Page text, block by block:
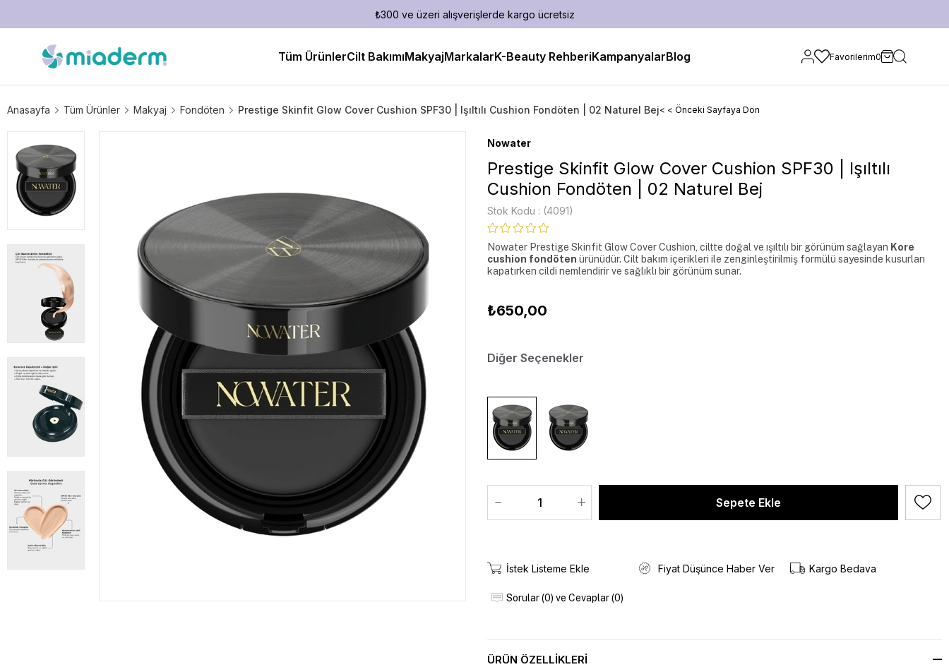
₺300 ve üzeri alışverişlerde kargo ücretsiz
Tüm ÜrünlerCilt BakımıMakyajMarkalarK-Beauty RehberiKampanyalarBlog Favorilerim0
Anasayfa Tüm Ürünler Makyaj Fondöten Prestige Skinfit Glow Cover Cushion SPF30 | Işıltılı Cushion Fondöten | 02 Naturel Bej< < Önceki Sayfaya Dön
Nowater
Prestige Skinfit Glow Cover Cushion SPF30 | Işıltılı
Cushion Fondöten | 02 Naturel Bej
Stok Kodu (4091)
Nowater Prestige Skinfit Glow Cover Cushion, ciltte doğal ve ışıltılı bir görünüm sağlayan Kore
cushion fondöten ürünüdür. Cilt bakım içerikleri ile zenginleştirilmiş formülü sayesinde kusurları
kapatırken cildi nemlendirir ve sağlıklı bir görünüm sunar.
₺650,00
Diğer Seçenekler
İstek Listeme Ekle Fiyat Düşünce Haber Ver Kargo Bedava
Sorular (0) ve Cevaplar (0)
ÜRÜN ÖZELLIKLERI